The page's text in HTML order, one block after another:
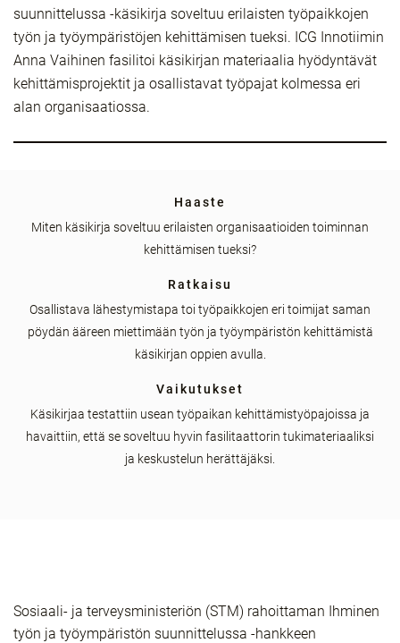
suunnittelussa -käsikirja soveltuu erilaisten työpaikkojen
työn ja työympäristöjen kehittämisen tueksi. ICG Innotiimin
Anna Vaihinen fasilitoi käsikirjan materiaalia hyödyntävät
kehittämisprojektit ja osallistavat työpajat kolmessa eri
alan organisaatiossa.
Haaste
Miten käsikirja soveltuu erilaisten organisaatioiden toiminnan
kehittämisen tueksi?
Ratkaisu
Osallistava lähestymistapa toi työpaikkojen eri toimijat saman
pöydän ääreen miettimään työn ja työympäristön kehittämistä
käsikirjan oppien avulla.
Vaikutukset
Käsikirjaa testattiin usean työpaikan kehittämistyöpajoissa ja
havaittiin, että se soveltuu hyvin fasilitaattorin tukimateriaaliksi
ja keskustelun herättäjäksi.
Sosiaali- ja terveysministeriön (STM) rahoittaman Ihminen
työn ja työympäristön suunnittelussa -hankkeen